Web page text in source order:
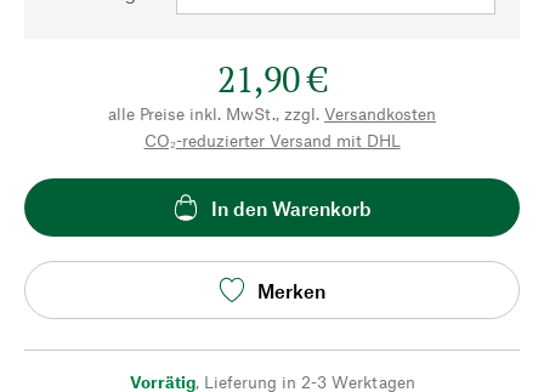
21,90 €
alle Preise inkl. MwSt., zzgl. Versandkosten
CO₂-reduzierter Versand mit DHL
In den Warenkorb
Merken
Vorrätig, Lieferung in 2-3 Werktagen